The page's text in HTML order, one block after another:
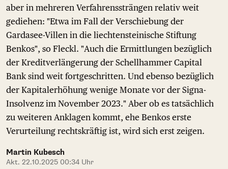
aber in mehreren Verfahrenssträngen relativ weit
gediehen: "Etwa im Fall der Verschiebung der
Gardasee-Villen in die liechtensteinische Stiftung
Benkos", so Fleckl. "Auch die Ermittlungen bezüglich
der Kreditverlängerung der Schellhammer Capital
Bank sind weit fortgeschritten. Und ebenso bezüglich
der Kapitalerhöhung wenige Monate vor der Signa-
Insolvenz im November 2023." Aber ob es tatsächlich
zu weiteren Anklagen kommt, ehe Benkos erste
Verurteilung rechtskräftig ist, wird sich erst zeigen.
Martin Kubesch
Akt. 22.10.2025 00:34 Uhr